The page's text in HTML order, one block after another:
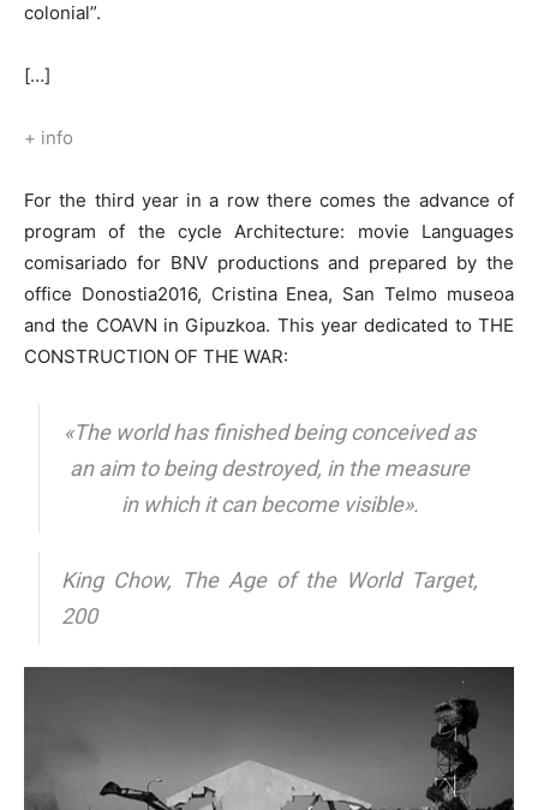
colonial”.
[…]
+ info
For the third year in a row there comes the advance of
program of the cycle Architecture: movie Languages
comisariado for BNV productions and prepared by the
office Donostia2016, Cristina Enea, San Telmo museoa
and the COAVN in Gipuzkoa. This year dedicated to THE
CONSTRUCTION OF THE WAR:
«The world has finished being conceived as
an aim to being destroyed, in the measure
in which it can become visible».
King Chow, The Age of the World Target,
200